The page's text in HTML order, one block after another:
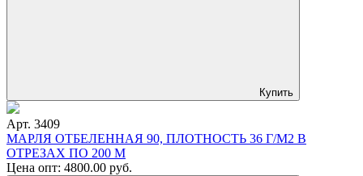
Купить
Арт. 3409
МАРЛЯ ОТБЕЛЕННАЯ 90, ПЛОТНОСТЬ 36 Г/М2 В
ОТРЕЗАХ ПО 200 М
Цена опт: 4800.00 руб.